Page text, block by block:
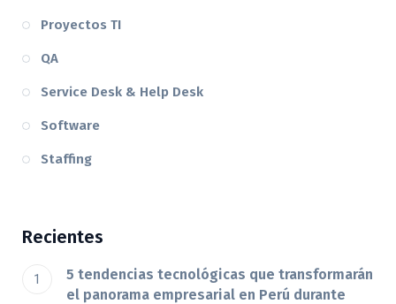
Proyectos TI
QA
Service Desk & Help Desk
Software
Staffing
Recientes
5 tendencias tecnológicas que transformarán
el panorama empresarial en Perú durante